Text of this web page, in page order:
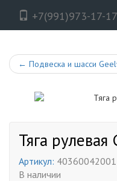
+7(991)973-17-17
← Подвеска и шасси
Тяга
Артикул:
В наличии